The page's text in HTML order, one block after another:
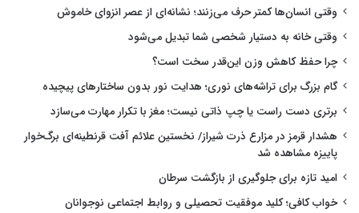
وقتی انسان‌ها کمتر حرف می‌زنند؛ نشانه‌ای از عصر انزوای خاموش
وقتی خانه به دستیار شخصی شما تبدیل می‌شود
چرا حفظ کاهش وزن این‌قدر سخت است؟
گام بزرگ برای تراشه‌های نوری؛ هدایت نور بدون ساختارهای پیچیده
برتری دست راست یا چپ ذاتی نیست؛ مغز با تکرار مهارت می‌سازد
هشدار قرمز در مزارع ذرت شیراز/ نخستین علائم آفت قرنطینه‌ای برگ‌خوار
پاییزه مشاهده شد
امید تازه برای جلوگیری از بازگشت سرطان
خواب کافی؛ کلید موفقیت تحصیلی و روابط اجتماعی نوجوانان